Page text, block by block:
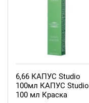
6,66 КАПУС Studio
100мл КАПУС Studio
100 мл Краска